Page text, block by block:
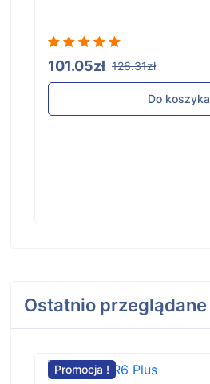
101.05zł 126.31zł
Do koszyka
Ostatnio przeglądane
Promocja !